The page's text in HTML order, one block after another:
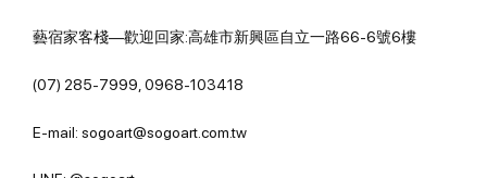
藝宿家客棧—歡迎回家:高雄市新興區自立一路66-6號6樓
(07) 285-7999, 0968-103418
E-mail: sogoart@sogoart.com.tw